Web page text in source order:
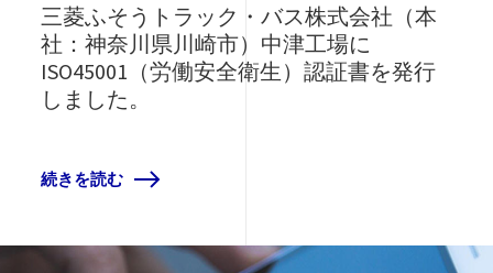
三菱ふそうトラック・バス株式会社（本
社：神奈川県川崎市）中津工場に
ISO45001（労働安全衛生）認証書を発行
しました。
続きを読む